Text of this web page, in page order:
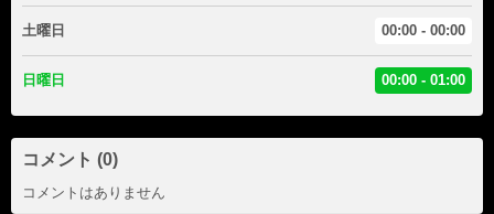
土曜日 00:00 - 00:00
日曜日 00:00 - 01:00
コメント (0)
コメントはありません